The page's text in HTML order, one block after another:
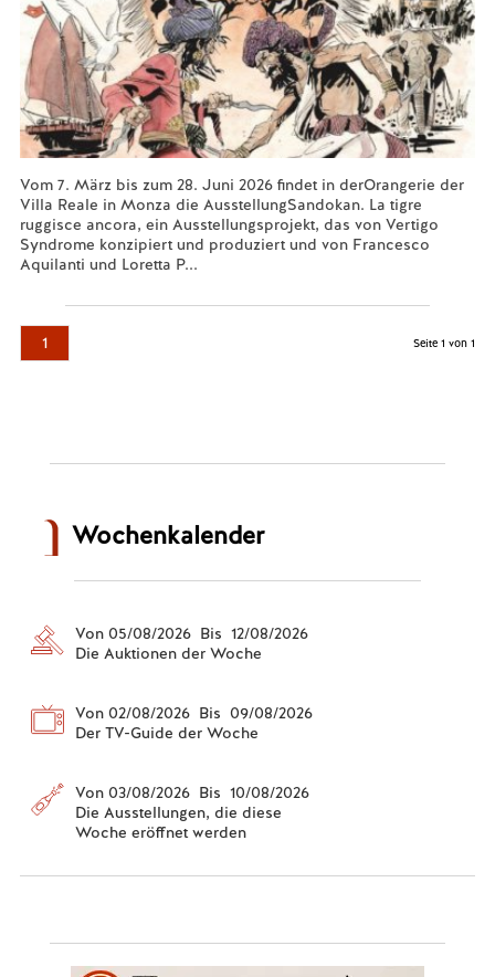
Vom 7. März bis zum 28. Juni 2026 findet in derOrangerie der
Villa Reale in Monza die AusstellungSandokan. La tigre
ruggisce ancora, ein Ausstellungsprojekt, das von Vertigo
Syndrome konzipiert und produziert und von Francesco
Aquilanti und Loretta P...
1 Seite 1 von 1
Wochenkalender
Von 05/08/2026 Bis 12/08/2026
Die Auktionen der Woche
Von 02/08/2026 Bis 09/08/2026
Der TV-Guide der Woche
Von 03/08/2026 Bis 10/08/2026
Die Ausstellungen, die diese
Woche eröffnet werden